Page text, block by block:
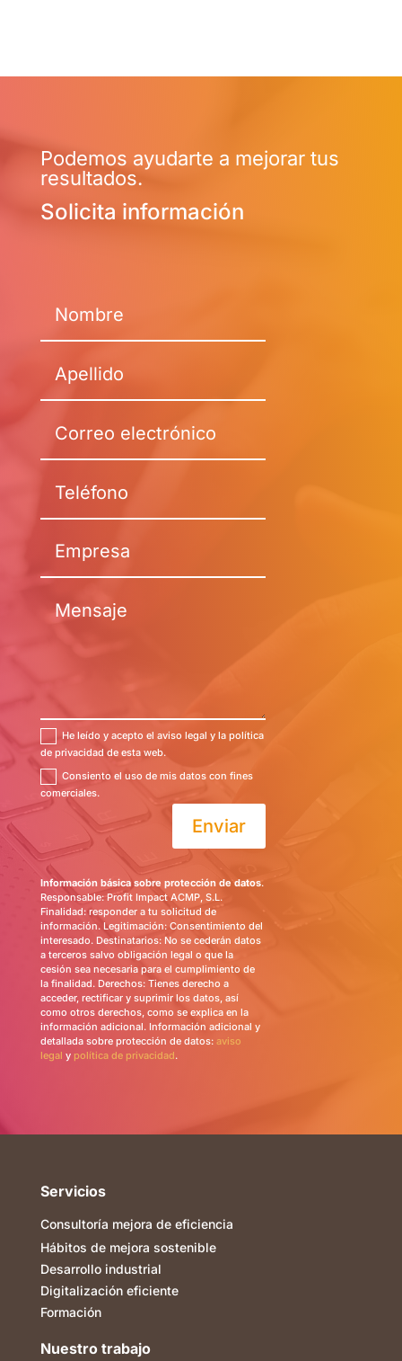
Podemos ayudarte a mejorar tus
resultados.
Solicita información
He leído y acepto el aviso legal y la política
de privacidad de esta web.
Consiento el uso de mis datos con fines
comerciales.
Enviar
Información básica sobre protección de datos.
Responsable: Profit Impact ACMP, S.L.
Finalidad: responder a tu solicitud de
información. Legitimación: Consentimiento del
interesado. Destinatarios: No se cederán datos
a terceros salvo obligación legal o que la
cesión sea necesaria para el cumplimiento de
la finalidad. Derechos: Tienes derecho a
acceder, rectificar y suprimir los datos, así
como otros derechos, como se explica en la
información adicional. Información adicional y
detallada sobre protección de datos: aviso
legal y política de privacidad.
Servicios
Consultoría mejora de eficiencia
Hábitos de mejora sostenible
Desarrollo industrial
Digitalización eficiente
Formación
Nuestro trabajo